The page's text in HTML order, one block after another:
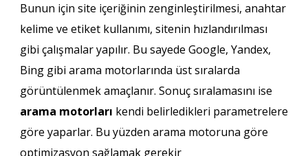
Bunun için site içeriğinin zenginleştirilmesi, anahtar
kelime ve etiket kullanımı, sitenin hızlandırılması
gibi çalışmalar yapılır. Bu sayede Google, Yandex,
Bing gibi arama motorlarında üst sıralarda
görüntülenmek amaçlanır. Sonuç sıralamasını ise
arama motorları kendi belirledikleri parametrelere
göre yaparlar. Bu yüzden arama motoruna göre
optimizasyon sağlamak gerekir